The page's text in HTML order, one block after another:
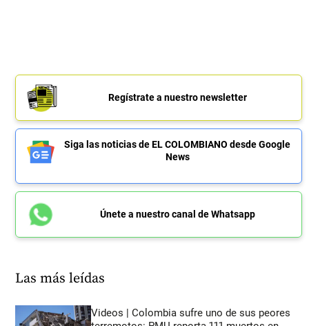
Regístrate a nuestro newsletter
Siga las noticias de EL COLOMBIANO desde Google
News
Únete a nuestro canal de Whatsapp
Las más leídas
Videos | Colombia sufre uno de sus peores